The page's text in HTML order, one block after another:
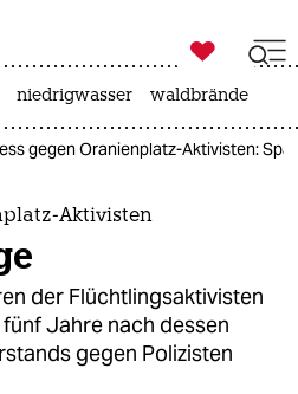
ich
ich

taz zahl ich
niedrigwasser waldbrände
gegen Oranienplatz-Aktivisten:
Aktivisten
der Flüchtlingsaktivisten
Jahre nach dessen
gegen Polizisten